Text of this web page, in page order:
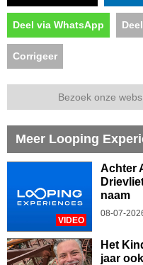
Deel via WhatsApp
Corrigeer
Bezoek onze
Meer Looping
VIDEO
Achter
naam
08-07-
Het
jaar